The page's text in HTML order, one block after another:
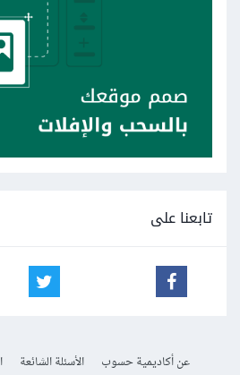
تابعنا على
عن أكاديمية حسوب الأسئلة الشائعة